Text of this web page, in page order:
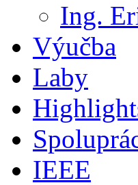
Ing.
Výučba
Laby
IEEE